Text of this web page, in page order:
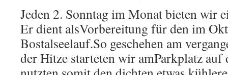
Jeden 2. Sonntag im Monat bieten wir
Er dient alsVorbereitung für den im
Bostalseelauf.So geschehen am
der Hitze starteten wir amParkplatz auf